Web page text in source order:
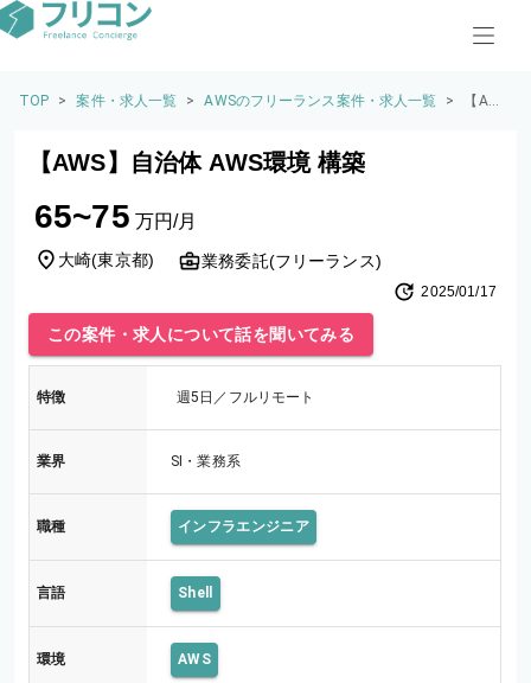
TOP > 案件・求人一覧 > AWSのフリーランス案件・求人一覧 >
【AW
【AWS】自治体 AWS環境 構築
65~75 万円/月
大崎(東京都) 業務委託(フリーランス)
2025/01/17
この案件・求人について話を聞いてみる
特徴 週5日／フルリモート
業界 SI・業務系
職種 インフラエンジニア
言語 Shell
環境 AWS